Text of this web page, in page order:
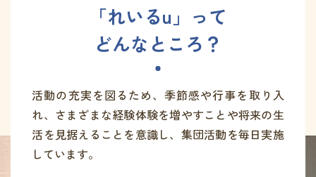
「れいるu」って
どんなところ？
活動の充実を図るため、季節感や行事を取り入
れ、 さまざまな経験体験を増やすことや将来の生
活を見据えることを意識し、 集団活動を毎日実施
しています。